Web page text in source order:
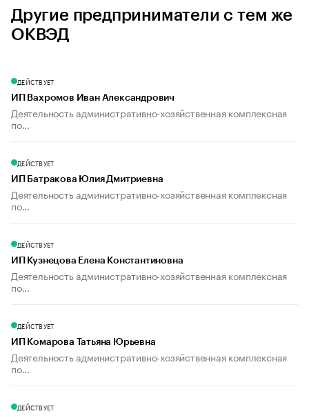
Другие предприниматели с тем же
ОКВЭД
ДЕЙСТВУЕТ
ИП Вахромов Иван Александрович
Деятельность административно-хозяйственная комплексная
по...
ДЕЙСТВУЕТ
ИП Батракова Юлия Дмитриевна
Деятельность административно-хозяйственная комплексная
по...
ДЕЙСТВУЕТ
ИП Кузнецова Елена Константиновна
Деятельность административно-хозяйственная комплексная
по...
ДЕЙСТВУЕТ
ИП Комарова Татьяна Юрьевна
Деятельность административно-хозяйственная комплексная
по...
ДЕЙСТВУЕТ